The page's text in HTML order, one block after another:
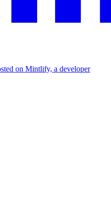
on Mintlify, a developer